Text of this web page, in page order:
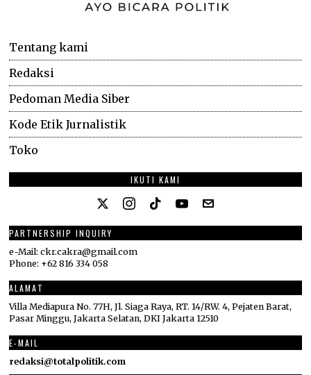
Tentang kami
Redaksi
Pedoman Media Siber
Kode Etik Jurnalistik
Toko
IKUTI KAMI
PARTNERSHIP INQUIRY
e-Mail: ckr.cakra@gmail.com
Phone: +62 816 334 058
ALAMAT
Villa Mediapura No. 77H, Jl. Siaga Raya, RT. 14/RW. 4, Pejaten Barat,
Pasar Minggu, Jakarta Selatan, DKI Jakarta 12510
E-MAIL
redaksi@totalpolitik.com